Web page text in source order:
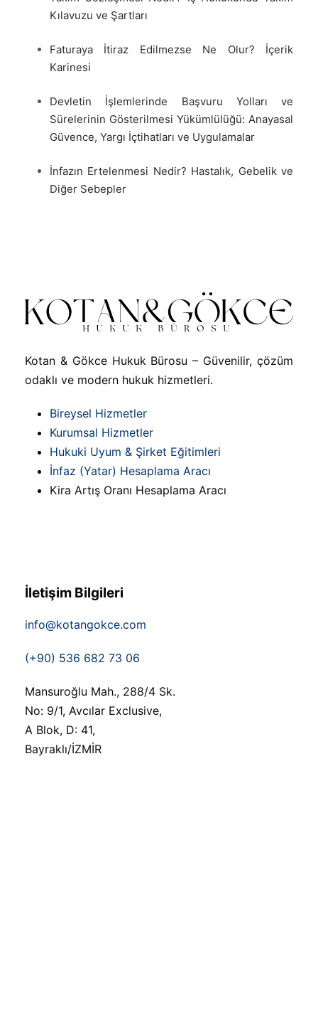
Kılavuzu ve Şartları
Faturaya İtiraz Edilmezse Ne Olur? İçerik
Karinesi
Devletin İşlemlerinde Başvuru Yolları ve
Sürelerinin Gösterilmesi Yükümlülüğü: Anayasal
Güvence, Yargı İçtihatları ve Uygulamalar
İnfazın Ertelenmesi Nedir? Hastalık, Gebelik ve
Diğer Sebepler
Kotan & Gökce Hukuk Bürosu – Güvenilir, çözüm
odaklı ve modern hukuk hizmetleri.
Bireysel Hizmetler
Kurumsal Hizmetler
Hukuki Uyum & Şirket Eğitimleri
İnfaz (Yatar) Hesaplama Aracı
Kira Artış Oranı Hesaplama Aracı
İletişim Bilgileri
info@kotangokce.com
(+90) 536 682 73 06
Mansuroğlu Mah., 288/4 Sk.
No: 9/1, Avcılar Exclusive,
A Blok, D: 41,
Bayraklı/İZMİR